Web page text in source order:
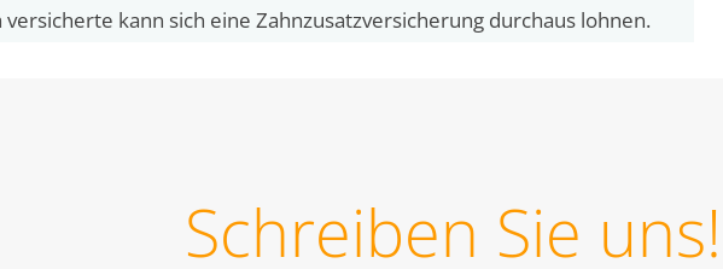
kann sich eine Zahnzusatzversicherung durchaus lohnen.
Schreiben Sie uns!